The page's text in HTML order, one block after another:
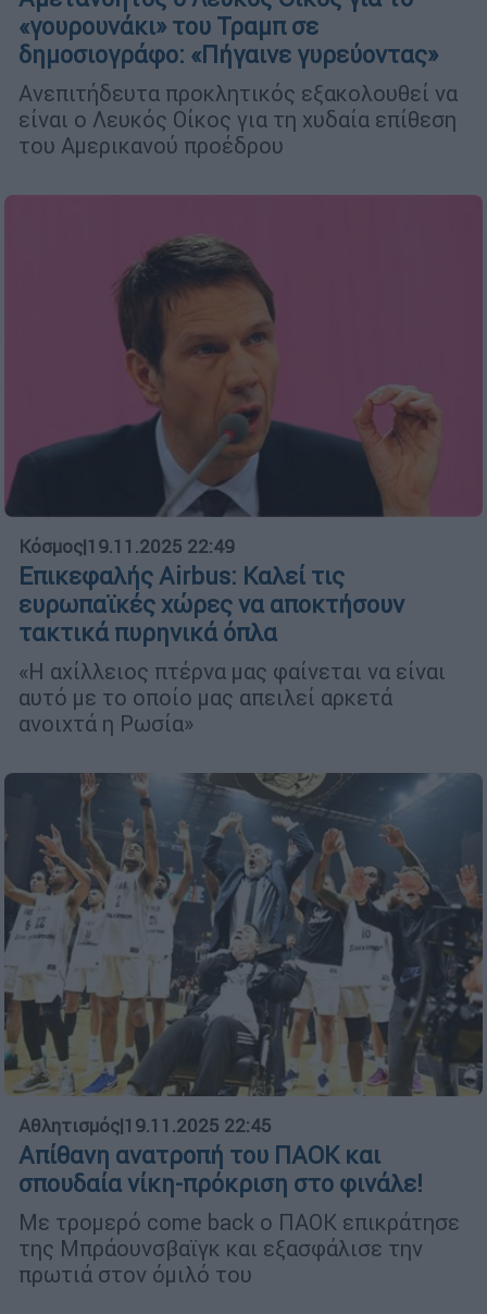
«γουρουνάκι» του Τραμπ σε
δημοσιογράφο: «Πήγαινε γυρεύοντας»
Ανεπιτήδευτα προκλητικός εξακολουθεί να
είναι ο Λευκός Οίκος για τη χυδαία επίθεση
του Αμερικανού προέδρου
Κόσμος|19.11.2025 22:49
Επικεφαλής Airbus: Kαλεί τις
ευρωπαϊκές χώρες να αποκτήσουν
τακτικά πυρηνικά όπλα
«Η αχίλλειος πτέρνα μας φαίνεται να είναι
αυτό με το οποίο μας απειλεί αρκετά
ανοιχτά η Ρωσία»
Αθλητισμός|19.11.2025 22:45
Απίθανη ανατροπή του ΠΑΟΚ και
σπουδαία νίκη-πρόκριση στο φινάλε!
Με τρομερό come back ο ΠΑΟΚ επικράτησε
της Μπράουνσβαϊγκ και εξασφάλισε την
πρωτιά στον όμιλό του